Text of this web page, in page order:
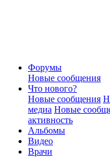
Форумы
Новые сообщения
Что нового?
Новые сообщения
медиа Новые
активность
Альбомы
Видео
Врачи